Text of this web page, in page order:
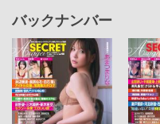
バックナンバー